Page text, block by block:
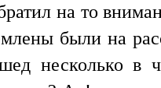
на то
были на
несколько в